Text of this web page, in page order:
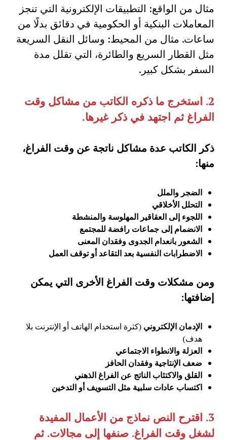
مثال من الواقع: التطبيقات الإلكترونية التي تنجز
المعاملات البنكية أو الحكومية في دقائق بدلًا من
ساعات. مثال من المحيط: وسائل النقل السريعة
مثل القطار السريع والطائرة، التي تقلل مدة
السفر بشكل كبير.
2. استخرج ما ذكره الكاتب من مشاكل وقت
الفراغ ثم اجتهد في ذكر غيرها.
ذكر الكاتب عدة مشاكل ناتجة عن وقت الفراغ،
منها:
الضجر والملل
التحلل الأخلاقي
اللجوء إلى العقاقير المهلوسة والمنشطة
الانضمام إلى جماعات رافضة للمجتمع
الشعور بانعدام الجدوى وفقدان المعنى
الاضطرابات النفسية بعد التقاعد أو توقف العمل
ومن مشكلات وقت الفراغ الأخرى التي يمكن
إضافتها:
الإدمان الإلكتروني (كثرة استخدام الهاتف أو الإنترنت بلا
هدف)
العزلة والانطواء الاجتماعي
ضعف الإنتاجية وفقدان الحافز
القلق والاكتئاب الناتج عن الفراغ الذهني
اكتساب عادات سلبية مثل التسويف أو التدخين
3. اقترح النص نماذج من الأعمال المفيدة
لشغل وقت الفراغ. صنفها إلى مجالات. ثم